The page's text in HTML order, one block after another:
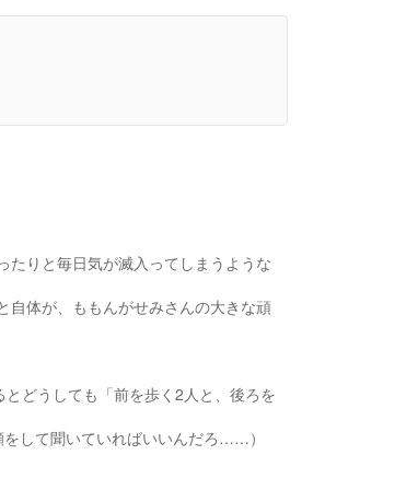
たりと毎日気が滅入ってしまうような
自体が、ももんがせみさんの大きな頑
どうしても「前を歩く2人と、後ろを
して聞いていればいいんだろ……）